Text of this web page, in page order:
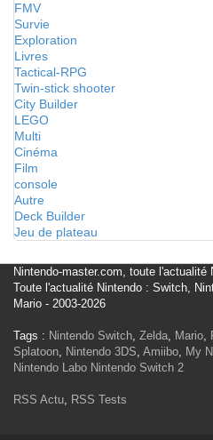
FMV
Survie
Exploration
Livres
Tactical-RPG
Twin-stick shooter
City Builder
LEGO
Multi
Cinéma
Film
console
Autre
Deck Builder
Jeu de plateau
Nintendo-master.com, toute l'actualité
Toute l'actualité Nintendo : Switch,
Mario - 2003-2026
Tags : Nintendo Switch, Zelda, Mario,
Splatoon, Nintendo 3DS, Amiibo, My
Nintendo Labo Nintendo Switch 2
RSS Actu, RSS Tests